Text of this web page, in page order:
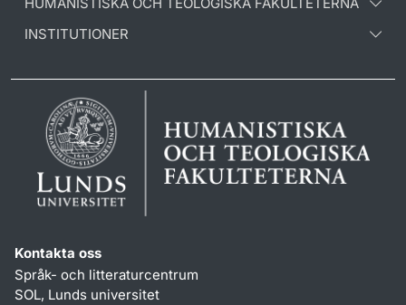
INSTITUTIONER
Kontakta oss
Språk- och litteraturcentrum
SOL, Lunds universitet